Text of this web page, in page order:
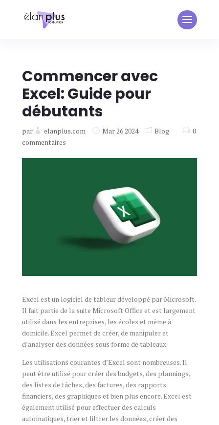
Commencer avec
Excel: Guide pour
débutants
par elanplus.com Mar 26 2024 Blog
0
commentaires
Excel est un logiciel de tableur développé par Microsoft.
Il fait partie de la suite Microsoft Office et est largement
utilisé dans les entreprises, les écoles et même à
domicile. Excel permet de créer, de manipuler et
d’analyser des données sous forme de tableaux.
Les utilisations courantes d’Excel sont nombreuses. Il
peut être utilisé pour créer des budgets, des plannings,
des listes de tâches, des factures, des rapports
financiers, des graphiques et bien plus encore. Excel est
également utilisé pour effectuer des calculs
automatiques, trier et filtrer les données, créer des